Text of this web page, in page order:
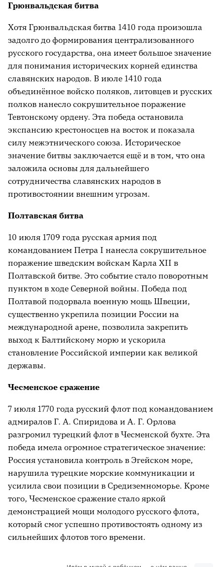
Грюнвальдская битва
Хотя Грюнвальдская битва 1410 года произошла
задолго до формирования централизованного
русского государства, она имеет большое значение
для понимания исторических корней единства
славянских народов. В июле 1410 года
объединённое войско поляков, литовцев и русских
полков нанесло сокрушительное поражение
Тевтонскому ордену. Эта победа остановила
экспансию крестоносцев на восток и показала
силу межэтнического союза. Историческое
значение битвы заключается ещё и в том, что она
заложила основы для дальнейшего
сотрудничества славянских народов в
противостоянии внешним угрозам.
Полтавская битва
10 июля 1709 года русская армия под
командованием Петра I нанесла сокрушительное
поражение шведским войскам Карла XII в
Полтавской битве. Это событие стало поворотным
пунктом в ходе Северной войны. Победа под
Полтавой подорвала военную мощь Швеции,
существенно укрепила позиции России на
международной арене, позволила закрепить
выход к Балтийскому морю и ускорила
становление Российской империи как великой
державы.
Чесменское сражение
7 июля 1770 года русский флот под командованием
адмиралов Г. А. Спиридова и А. Г. Орлова
разгромил турецкий флот в Чесменской бухте. Эта
победа имела огромное стратегическое значение:
Россия установила контроль в Эгейском море,
нарушила турецкие морские коммуникации и
усилила свои позиции в Средиземноморье. Кроме
того, Чесменское сражение стало яркой
демонстрацией мощи молодого русского флота,
который смог успешно противостоять одному из
сильнейших флотов того времени.